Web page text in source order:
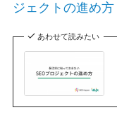
ジェクトの進め方
あわせて読みたい